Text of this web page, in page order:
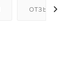
ОТЗЫВЫ